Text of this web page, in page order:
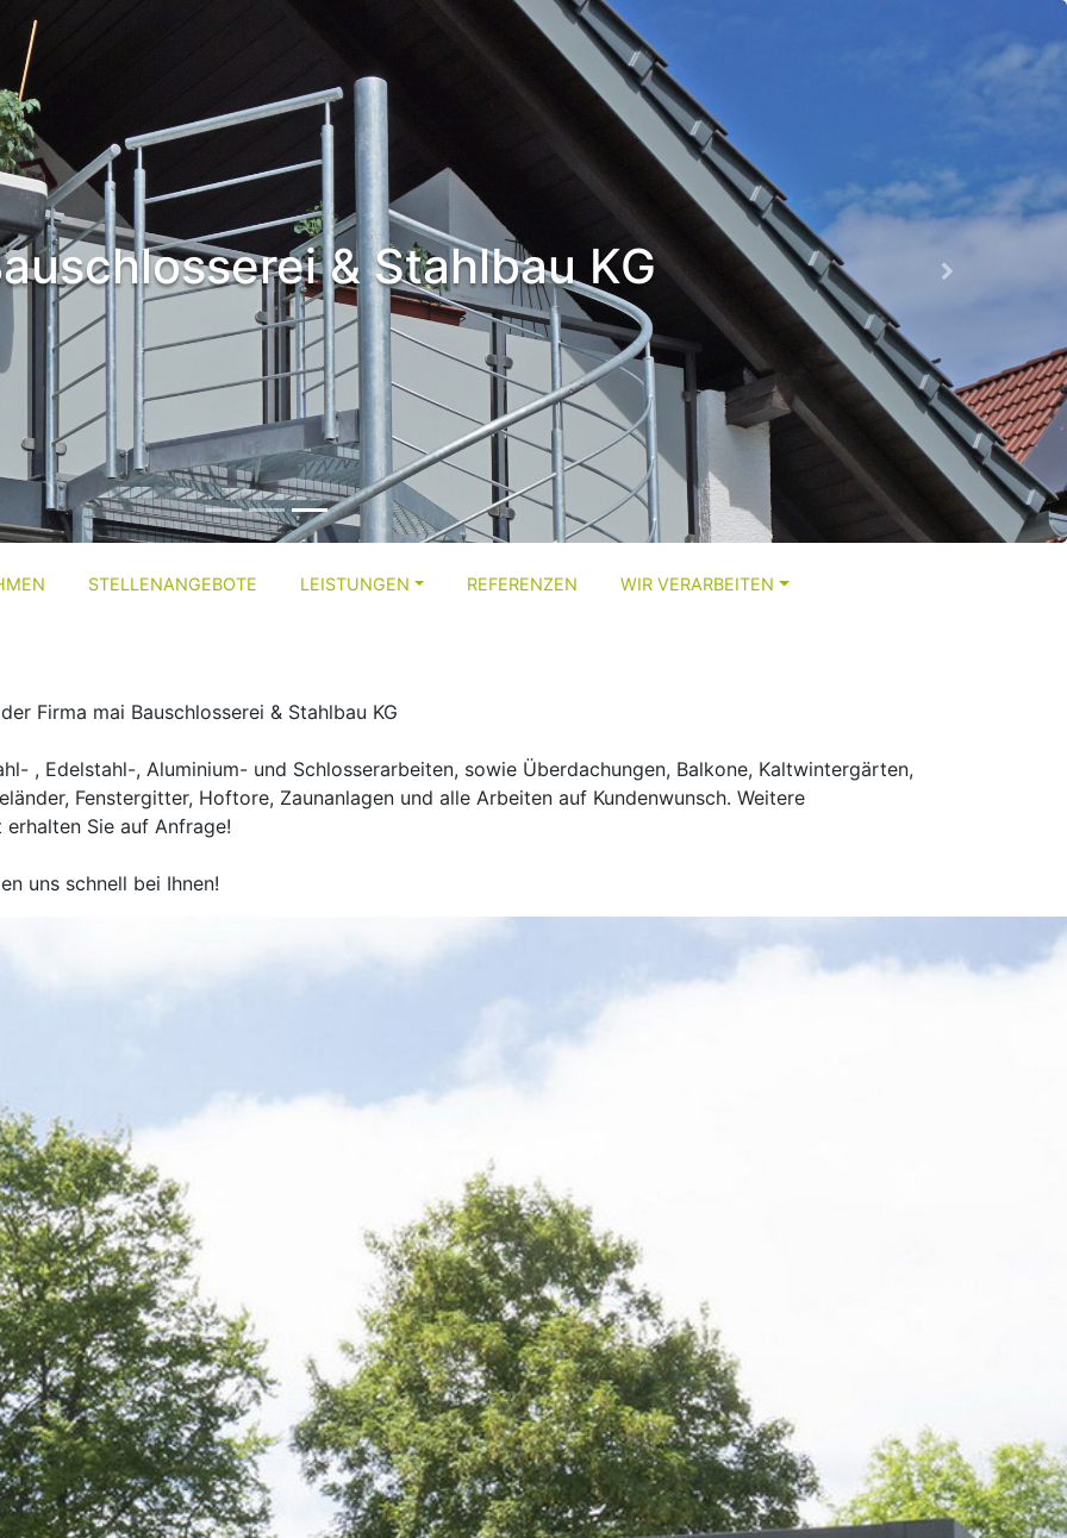
& Stahlbau KG Next
STELLENANGEBOTE LEISTUNGEN REFERENZEN WIR VERARBEITEN
Firma mai Bauschlosserei & Stahlbau KG
, Edelstahl-, Aluminium- und Schlosserarbeiten, sowie Überdachungen, Balkone, Kaltwintergärten,
Fenstergitter, Hoftore, Zaunanlagen und alle Arbeiten auf Kundenwunsch. Weitere
Sie auf Anfrage!
uns schnell bei Ihnen!